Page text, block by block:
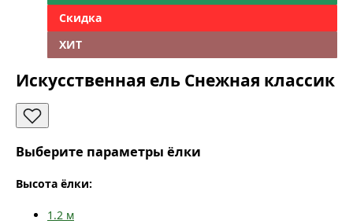
Скидка
ХИТ
Искусственная ель Снежная классик
Выберите параметры ёлки
Высота ёлки:
1.2 м